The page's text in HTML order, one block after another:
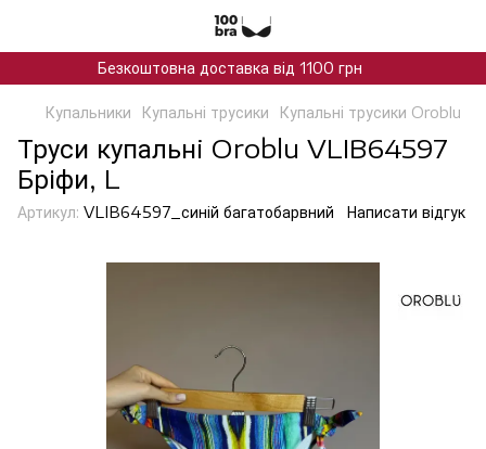
Безкоштовна доставка від 1100 грн
Купальники Купальні трусики Купальні трусики Oroblu
Труси купальнi Oroblu VLIB64597
Бріфи, L
Артикул: VLIB64597_синій багатобарвний Написати відгук